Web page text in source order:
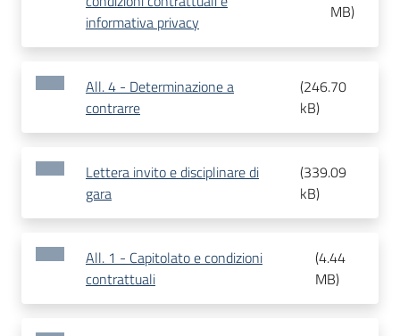
informativa privacy
MB)
All. 4 - Determinazione a
contrarre
(246.70
kB)
Lettera invito e disciplinare di
gara
(339.09
kB)
All. 1 - Capitolato e condizioni
contrattuali
(4.44
MB)